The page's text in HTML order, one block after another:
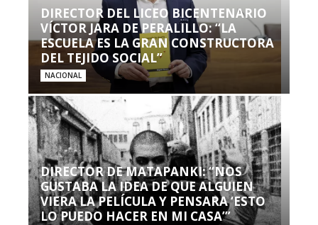
DIRECTOR DEL LICEO BICENTENARIO
VÍCTOR JARA DE PERALILLO: “LA
ESCUELA ES LA GRAN CONSTRUCTORA
DEL TEJIDO SOCIAL”
NACIONAL
DIRECTOR DE MATAPANKI: “NOS
GUSTABA LA IDEA DE QUE ALGUIEN
VIERA LA PELÍCULA Y PENSARA ‘ESTO
LO PUEDO HACER EN MI CASA’”